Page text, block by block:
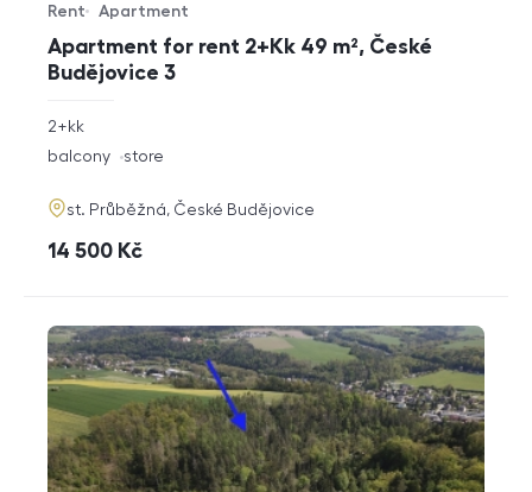
Apartment for rent 2+Kk 49 m², České
Budějovice 3
Offer type
Rent
Property type
Apartment
rozměry
disposition
2+kk
funkce
balcony store
adresa
st. Průběžná, České Budějovice
cena
14 500 Kč